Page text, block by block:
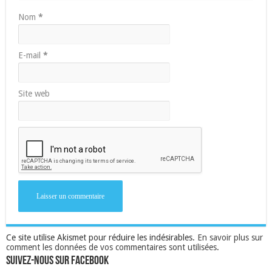
Nom *
E-mail *
Site web
Ce site utilise Akismet pour réduire les indésirables. En savoir plus sur
comment les données de vos commentaires sont utilisées.
Suivez-nous sur Facebook